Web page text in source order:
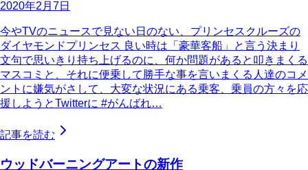
2020年2月7日
今やTVのニュースで見ない日のない、プリンセスクルーズの
ダイヤモンドプリンセス 良い時は「豪華客船」と言う決まり
文句で思いきり持ち上げるのに、何か問題があると叩きまくる
マスコミと、それに便乗して勝手な事を言いまくる人達のコメ
ントに嫌気がさして、大変な状況にある乗客、乗員の方々を応
援しようとTwitterに #がんばれ…
記事を読む
ウッドバーニングアートの新作